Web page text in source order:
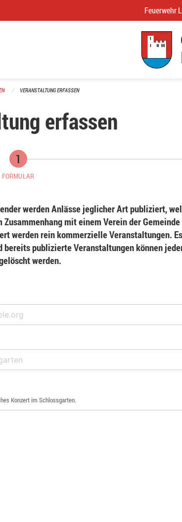
Feuerwehr
VERANSTALTUNG ERFASSEN
erfassen
FORMULAR
werden Anlässe jeglicher Art publiziert,
Zusammenhang mit einem Verein der
werden rein kommerzielle Veranstaltungen.
bereits publizierte Veranstaltungen können
werden.
Konzert im Schlossgarten.